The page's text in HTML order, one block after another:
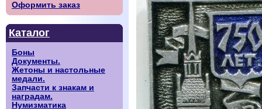
Оформить заказ
Каталог
Боны
Документы.
Жетоны и настольные
медали.
Запчасти к знакам и
наградам.
Нумизматика